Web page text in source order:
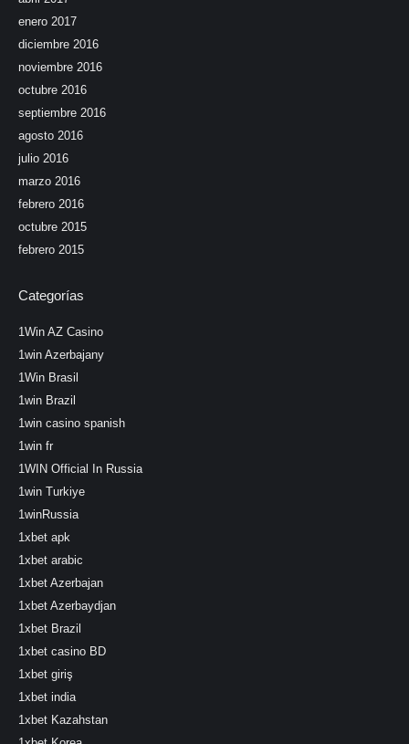
enero 2017
diciembre 2016
noviembre 2016
octubre 2016
septiembre 2016
agosto 2016
julio 2016
marzo 2016
febrero 2016
octubre 2015
febrero 2015
Categorías
1Win AZ Casino
1win Azerbajany
1Win Brasil
1win Brazil
1win casino spanish
1win fr
1WIN Official In Russia
1win Turkiye
1winRussia
1xbet apk
1xbet arabic
1xbet Azerbajan
1xbet Azerbaydjan
1xbet Brazil
1xbet casino BD
1xbet giriş
1xbet india
1xbet Kazahstan